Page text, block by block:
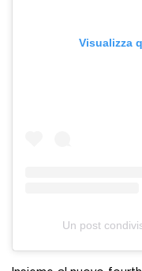
Visualizza
Un post